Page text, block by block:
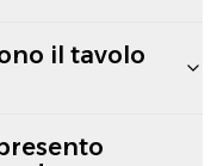
il tavolo